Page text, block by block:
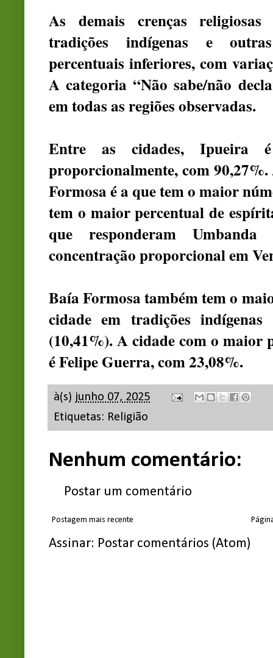
As demais crenças religiosas
tradições indígenas e
percentuais inferiores, com
A categoria “Não sabe/não
em todas as regiões observadas.
Entre as cidades, Ipueira
proporcionalmente, com
Formosa é a que tem o maior
tem o maior percentual de
que responderam
concentração proporcional em
Baía Formosa também tem o
cidade em tradições
(10,41%). A cidade com o maior
é Felipe Guerra, com 23,08%.
à(s) junho 07, 2025
Etiquetas: Religião
Nenhum comentário:
Postar um comentário
Postagem mais recente
Assinar: Postar comentários (Atom)